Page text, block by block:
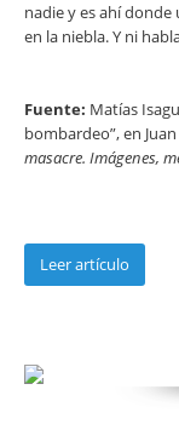
nadie y es ahí
en la niebla. Y ni
Fuente: Matías
bombardeo”, en
masacre. Imágenes,
Leer artículo